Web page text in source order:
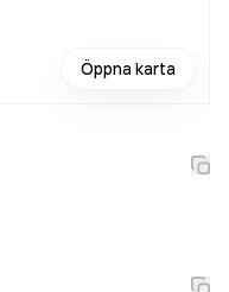
Öppna karta